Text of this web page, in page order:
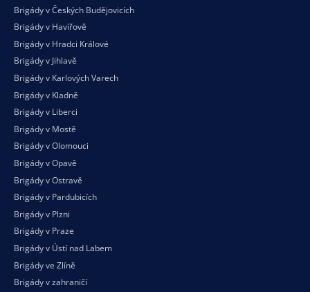
Brigády v Českých Budějovicích
Brigády v Havířově
Brigády v Hradci Králové
Brigády v Jihlavě
Brigády v Karlových Varech
Brigády v Kladně
Brigády v Liberci
Brigády v Mostě
Brigády v Olomouci
Brigády v Opavě
Brigády v Ostravě
Brigády v Pardubicích
Brigády v Plzni
Brigády v Praze
Brigády v Ústí nad Labem
Brigády ve Zlíně
Brigády v zahraničí